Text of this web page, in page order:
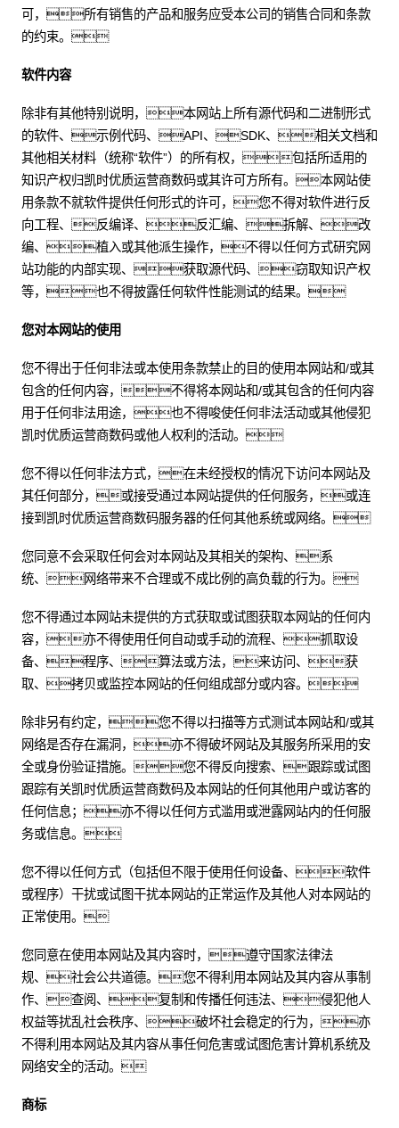
可，所有销售的产品和服务应受本公司的销售合同和条款
的约束。
软件内容
除非有其他特别说明，本网站上所有源代码和二进制形式
的软件、示例代码、API、SDK、相关文档和
其他相关材料（统称“软件”）的所有权，包括所适用的
知识产权归凯时优质运营商数码或其许可方所有。本网站使
用条款不就软件提供任何形式的许可，您不得对软件进行反
向工程、反编译、反汇编、拆解、改
编、植入或其他派生操作，不得以任何方式研究网
站功能的内部实现、获取源代码、窃取知识产权
等，也不得披露任何软件性能测试的结果。
您对本网站的使用
您不得出于任何非法或本使用条款禁止的目的使用本网站和/或其
包含的任何内容，不得将本网站和/或其包含的任何内容
用于任何非法用途，也不得唆使任何非法活动或其他侵犯
凯时优质运营商数码或他人权利的活动。
您不得以任何非法方式，在未经授权的情况下访问本网站及
其任何部分，或接受通过本网站提供的任何服务，或连
接到凯时优质运营商数码服务器的任何其他系统或网络。
您同意不会采取任何会对本网站及其相关的架构、系
统、网络带来不合理或不成比例的高负载的行为。
您不得通过本网站未提供的方式获取或试图获取本网站的任何内
容，亦不得使用任何自动或手动的流程、抓取设
备、程序、算法或方法，来访问、获
取、拷贝或监控本网站的任何组成部分或内容。
除非另有约定，您不得以扫描等方式测试本网站和/或其
网络是否存在漏洞，亦不得破坏网站及其服务所采用的安
全或身份验证措施。您不得反向搜索、跟踪或试图
跟踪有关凯时优质运营商数码及本网站的任何其他用户或访客的
任何信息；亦不得以任何方式滥用或泄露网站内的任何服
务或信息。
您不得以任何方式（包括但不限于使用任何设备、软件
或程序）干扰或试图干扰本网站的正常运作及其他人对本网站的
正常使用。
您同意在使用本网站及其内容时，遵守国家法律法
规、社会公共道德。您不得利用本网站及其内容从事制
作、查阅、复制和传播任何违法、侵犯他人
权益等扰乱社会秩序、破坏社会稳定的行为，亦
不得利用本网站及其内容从事任何危害或试图危害计算机系统及
网络安全的活动。
商标